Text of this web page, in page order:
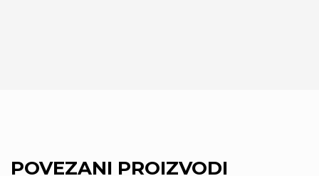
POVEZANI PROIZVODI